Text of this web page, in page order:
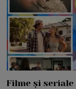
Filme și